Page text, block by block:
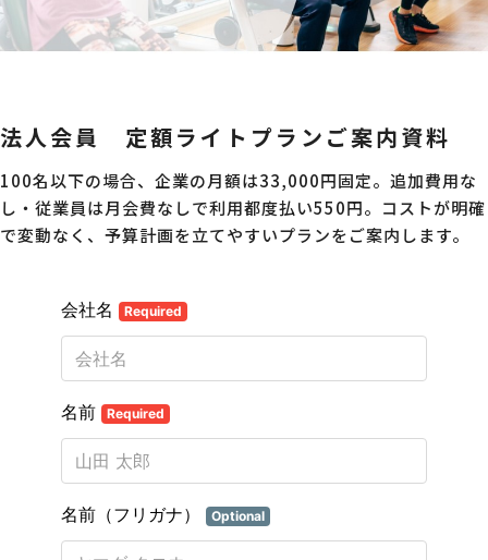
法人会員 定額ライトプランご案内資料
100名以下の場合、企業の月額は33,000円固定。追加費用な
し・従業員は月会費なしで利用都度払い550円。コストが明確
で変動なく、予算計画を立てやすいプランをご案内します。